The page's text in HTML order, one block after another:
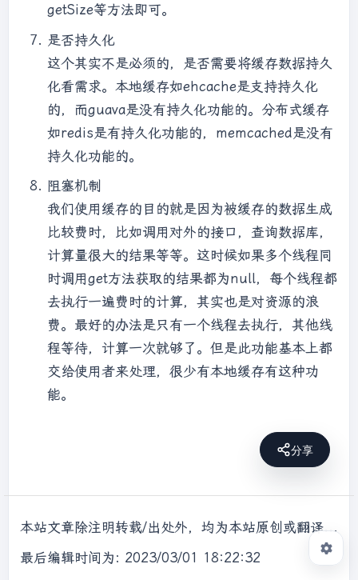
getSize等方法即可。
是否持久化
这个其实不是必须的，是否需要将缓存数据持久
化看需求。本地缓存如ehcache是支持持久化
的，而guava是没有持久化功能的。分布式缓存
如redis是有持久化功能的，memcached是没有
持久化功能的。
阻塞机制
我们使用缓存的目的就是因为被缓存的数据生成
比较费时，比如调用对外的接口，查询数据库，
计算量很大的结果等等。这时候如果多个线程同
时调用get方法获取的结果都为null，每个线程都
去执行一遍费时的计算，其实也是对资源的浪
费。最好的办法是只有一个线程去执行，其他线
程等待，计算一次就够了。但是此功能基本上都
交给使用者来处理，很少有本地缓存有这种功
能。
分享
本站文章除注明转载/出处外，均为本站原创或翻译，转载前请务必署名，转载请标明出处。
最后编辑时间为: 2023/03/01 18:22:32